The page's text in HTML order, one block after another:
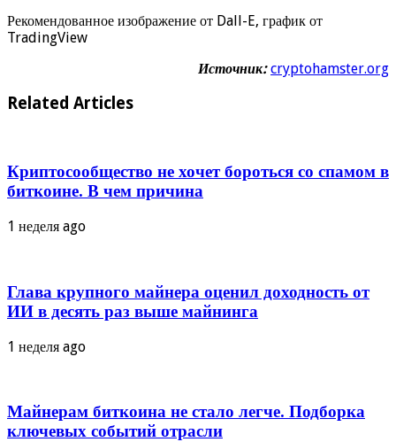
Рекомендованное изображение от Dall-E, график от
TradingView
Источник: cryptohamster.org
Related Articles
Криптосообщество не хочет бороться со спамом в
биткоине. В чем причина
1 неделя ago
Глава крупного майнера оценил доходность от
ИИ в десять раз выше майнинга
1 неделя ago
Майнерам биткоина не стало легче. Подборка
ключевых событий отрасли